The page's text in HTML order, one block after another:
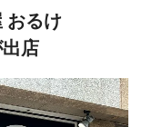
おるけ
店